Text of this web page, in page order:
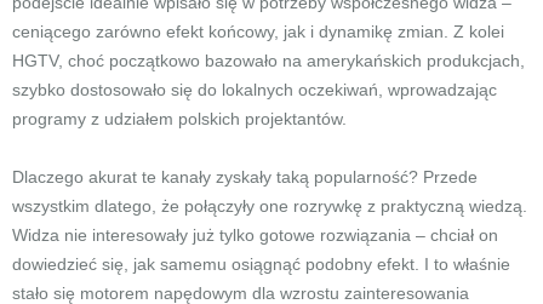
ceniącego zarówno efekt końcowy, jak i dynamikę zmian. Z kolei
HGTV, choć początkowo bazowało na amerykańskich produkcjach,
szybko dostosowało się do lokalnych oczekiwań, wprowadzając
programy z udziałem polskich projektantów.
Dlaczego akurat te kanały zyskały taką popularność? Przede
wszystkim dlatego, że połączyły one rozrywkę z praktyczną wiedzą.
Widza nie interesowały już tylko gotowe rozwiązania – chciał on
dowiedzieć się, jak samemu osiągnąć podobny efekt. I to właśnie
stało się motorem napędowym dla wzrostu zainteresowania